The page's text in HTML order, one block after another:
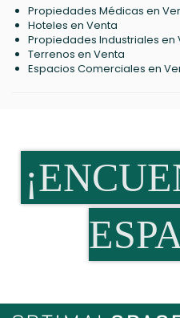
Propiedades Médicas en
Hoteles en Venta
Propiedades Industriales en
Terrenos en Venta
Espacios Comerciales en